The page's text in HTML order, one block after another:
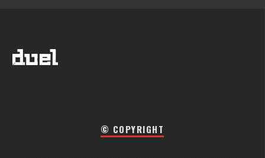
© COPYRIGHT